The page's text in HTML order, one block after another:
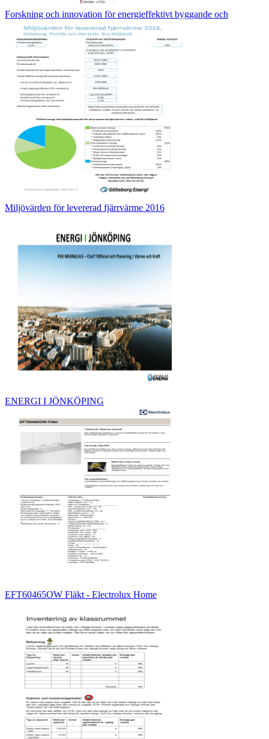
Forskning och innovation för energieffektivt byggande och
Miljövärden för levererad fjärrvärme 2016
ENERGI I JÖNKÖPING
EFT60465OW Fläkt - Electrolux Home